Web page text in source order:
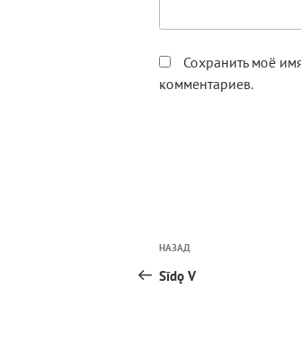
Сохранить моё
комментариев.
Навигация
по
Предыдущая
запись:
НАЗАД
Sīdǫ V